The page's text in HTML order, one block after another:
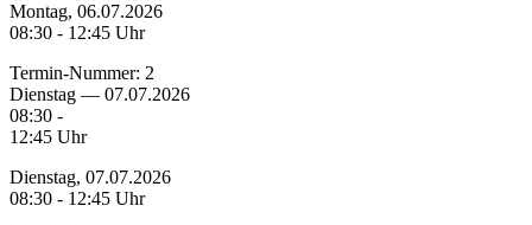
Montag, 06.07.2026
08:30 - 12:45 Uhr
Termin-Nummer: 2
Dienstag — 07.07.2026
08:30 -
12:45 Uhr
Dienstag, 07.07.2026
08:30 - 12:45 Uhr